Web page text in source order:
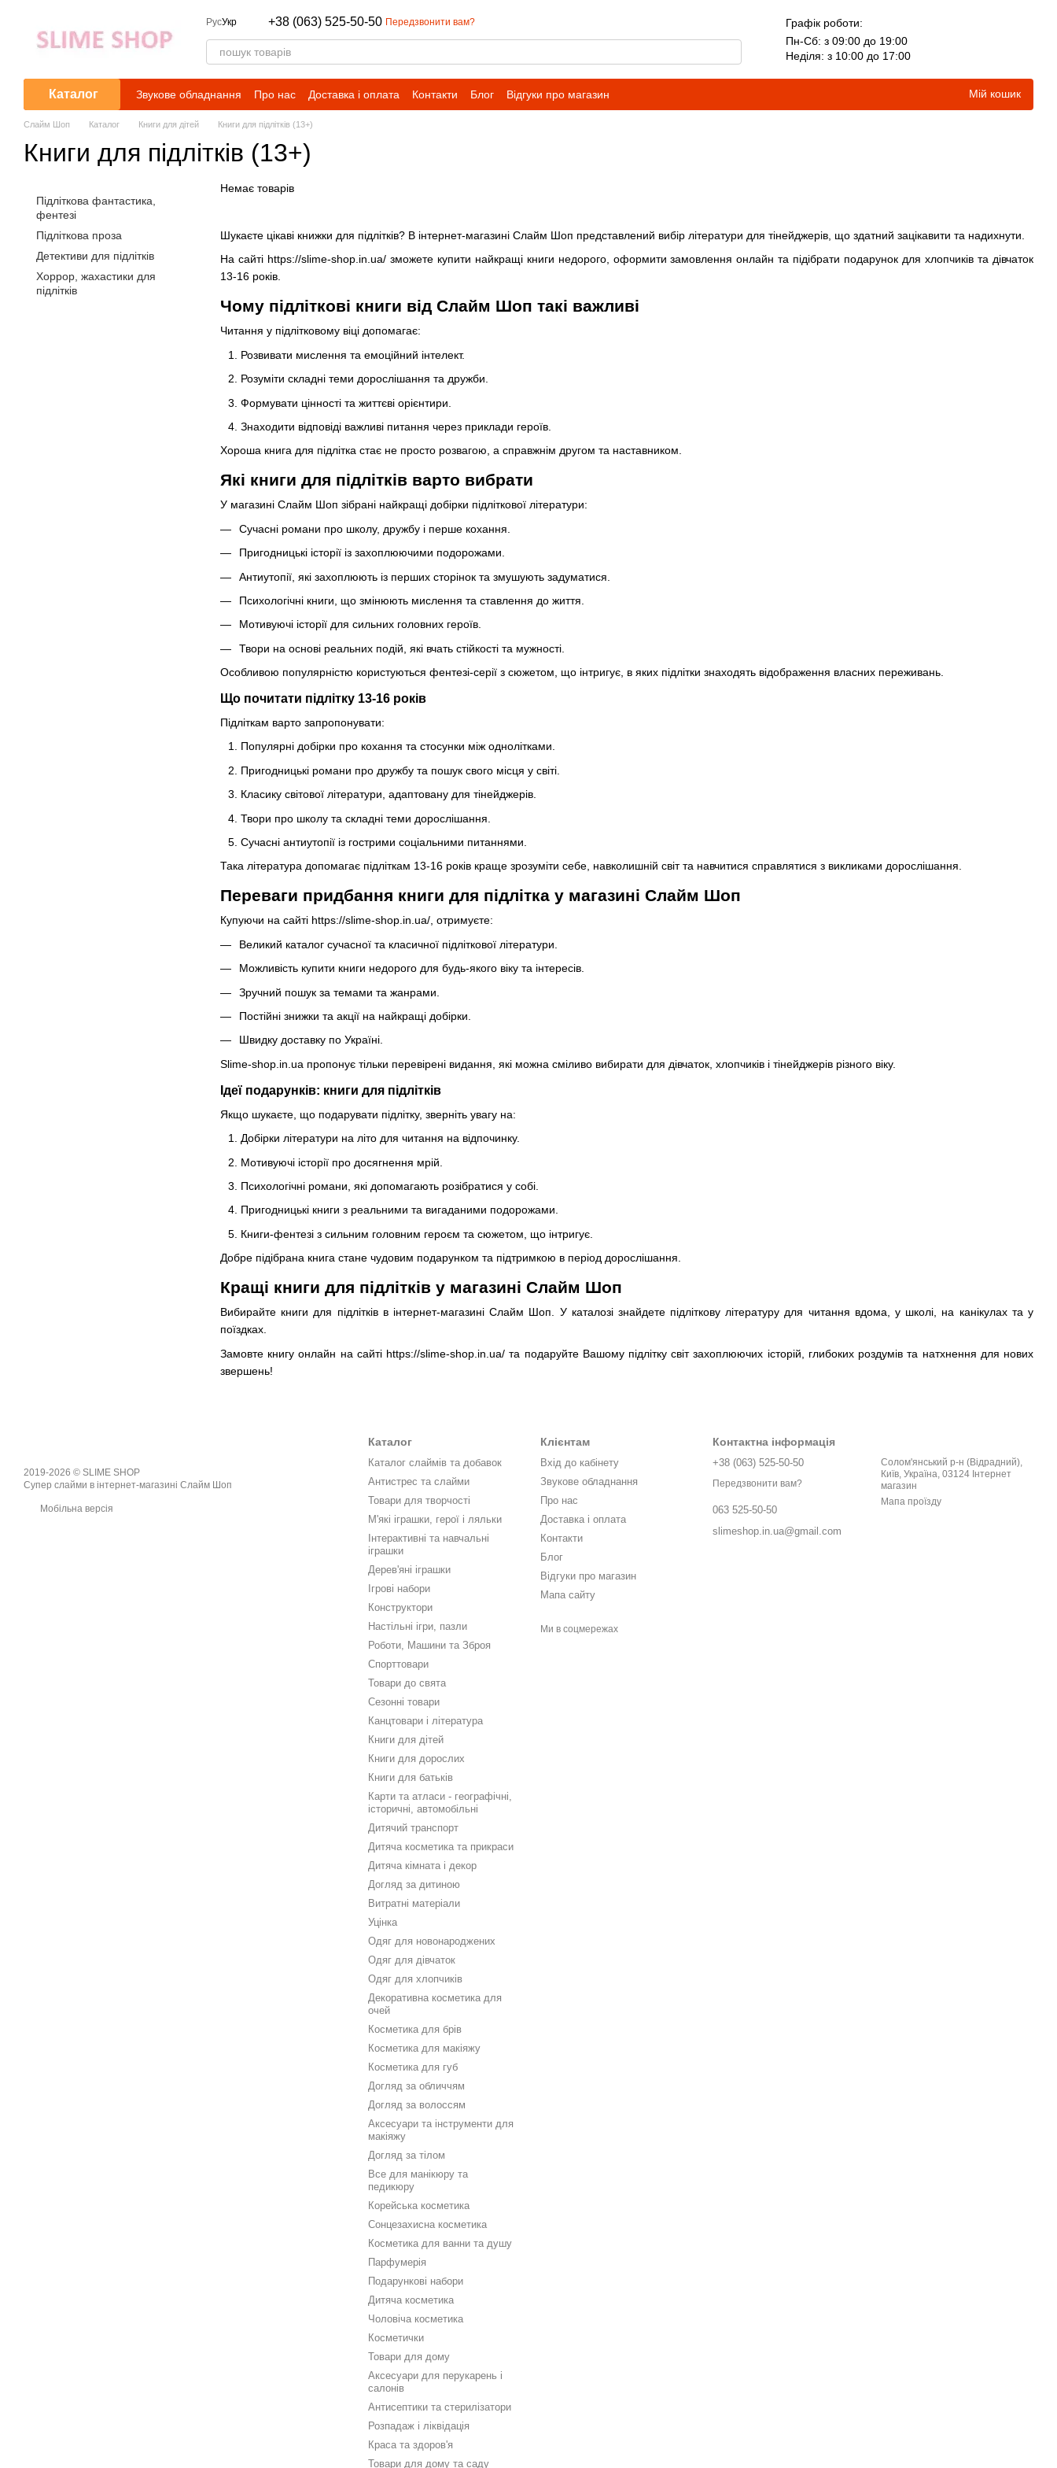
РусУкр +38 (063) 525-50-50 Передзвонити вам?
Графік роботи:
Пн-Сб: з 09:00 до 19:00
Неділя: з 10:00 до 17:00
Каталог Звукове обладнання Про нас Доставка і оплата Контакти Блог Відгуки про магазин Мій кошик
Слайм Шоп Каталог Книги для дітей Книги для підлітків (13+)
Книги для підлітків (13+)
Шукаєте цікаві книжки для підлітків? В інтернет-магазині Слайм Шоп представлений вибір літератури для тінейджерів, що здатний зацікавити та надихнути.
На сайті https://slime-shop.in.ua/ зможете купити найкращі книги недорого, оформити замовлення онлайн та підібрати подарунок для хлопчиків та дівчаток
13-16 років.
Чому підліткові книги від Слайм Шоп такі важливі
Читання у підлітковому віці допомагає:
Розвивати мислення та емоційний інтелект.
Розуміти складні теми дорослішання та дружби.
Формувати цінності та життєві орієнтири.
Знаходити відповіді важливі питання через приклади героїв.
Хороша книга для підлітка стає не просто розвагою, а справжнім другом та наставником.
Які книги для підлітків варто вибрати
У магазині Слайм Шоп зібрані найкращі добірки підліткової літератури:
Сучасні романи про школу, дружбу і перше кохання.
Пригодницькі історії із захоплюючими подорожами.
Антиутопії, які захоплюють із перших сторінок та змушують задуматися.
Психологічні книги, що змінюють мислення та ставлення до життя.
Мотивуючі історії для сильних головних героїв.
Твори на основі реальних подій, які вчать стійкості та мужності.
Особливою популярністю користуються фентезі-серії з сюжетом, що інтригує, в яких підлітки знаходять відображення власних переживань.
Що почитати підлітку 13-16 років
Підліткам варто запропонувати:
Популярні добірки про кохання та стосунки між однолітками.
Пригодницькі романи про дружбу та пошук свого місця у світі.
Класику світової літератури, адаптовану для тінейджерів.
Твори про школу та складні теми дорослішання.
Сучасні антиутопії із гострими соціальними питаннями.
Така література допомагає підліткам 13-16 років краще зрозуміти себе, навколишній світ та навчитися справлятися з викликами дорослішання.
Переваги придбання книги для підлітка у магазині Слайм Шоп
Купуючи на сайті https://slime-shop.in.ua/, отримуєте:
Великий каталог сучасної та класичної підліткової літератури.
Можливість купити книги недорого для будь-якого віку та інтересів.
Зручний пошук за темами та жанрами.
Постійні знижки та акції на найкращі добірки.
Швидку доставку по Україні.
Slime-shop.in.ua пропонує тільки перевірені видання, які можна сміливо вибирати для дівчаток, хлопчиків і тінейджерів різного віку.
Ідеї ​​подарунків: книги для підлітків
Якщо шукаєте, що подарувати підлітку, зверніть увагу на:
Добірки літератури на літо для читання на відпочинку.
Мотивуючі історії про досягнення мрій.
Психологічні романи, які допомагають розібратися у собі.
Пригодницькі книги з реальними та вигаданими подорожами.
Книги-фентезі з сильним головним героєм та сюжетом, що інтригує.
Добре підібрана книга стане чудовим подарунком та підтримкою в період дорослішання.
Кращі книги для підлітків у магазині Слайм Шоп
Вибирайте книги для підлітків в інтернет-магазині Слайм Шоп. У каталозі знайдете підліткову літературу для читання вдома, у школі, на канікулах та у
поїздках.
Замовте книгу онлайн на сайті https://slime-shop.in.ua/ та подаруйте Вашому підлітку світ захоплюючих історій, глибоких роздумів та натхнення для нових
звершень!
Немає товарів
Підліткова фантастика,
фентезі
Підліткова проза
Детективи для підлітків
Хоррор, жахастики для
підлітків
2019-2026 © SLIME SHOP
Супер слайми в інтернет-магазині Слайм Шоп
Мобільна версія
Каталог
Каталог слаймів та добавок
Антистрес та слайми
Товари для творчості
М'які іграшки, герої і ляльки
Інтерактивні та навчальні
іграшки
Дерев'яні іграшки
Ігрові набори
Конструктори
Настільні ігри, пазли
Роботи, Машини та Зброя
Спорттовари
Товари до свята
Сезонні товари
Канцтовари і література
Книги для дітей
Книги для дорослих
Книги для батьків
Карти та атласи - географічні,
історичні, автомобільні
Дитячий транспорт
Дитяча косметика та прикраси
Дитяча кімната і декор
Догляд за дитиною
Витратні матеріали
Уцінка
Одяг для новонароджених
Одяг для дівчаток
Одяг для хлопчиків
Декоративна косметика для
очей
Косметика для брів
Косметика для макіяжу
Косметика для губ
Догляд за обличчям
Догляд за волоссям
Аксесуари та інструменти для
макіяжу
Догляд за тілом
Все для манікюру та
педикюру
Корейська косметика
Сонцезахисна косметика
Косметика для ванни та душу
Парфумерія
Подарункові набори
Дитяча косметика
Чоловіча косметика
Косметички
Товари для дому
Аксесуари для перукарень і
салонів
Антисептики та стерилізатори
Розпадаж і ліквідація
Краса та здоров'я
Товари для дому та саду
Клієнтам
Вхід до кабінету
Звукове обладнання
Про нас
Доставка і оплата
Контакти
Блог
Відгуки про магазин
Мапа сайту
Ми в соцмережах
Контактна інформація
+38 (063) 525-50-50
Передзвонити вам?
063 525-50-50
slimeshop.in.ua@gmail.com
Солом'янський р-н (Відрадний),
Київ, Україна, 03124 Інтернет
магазин
Мапа проїзду